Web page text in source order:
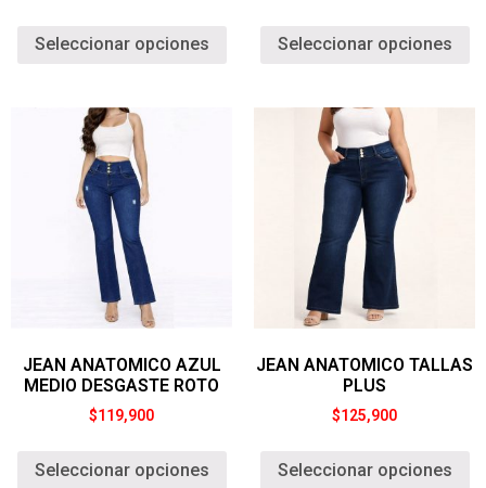
Seleccionar opciones Seleccionar opciones
JEAN ANATOMICO AZUL
MEDIO DESGASTE ROTO
$119,900
Seleccionar opciones
JEAN ANATOMICO TALLAS
PLUS
$125,900
Seleccionar opciones